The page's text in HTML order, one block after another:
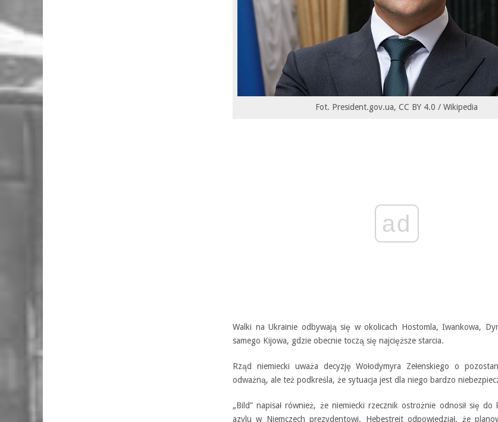
Fot. President.gov.ua, CC BY 4.0 / Wikipedia
ad
Walki na Ukrainie odbywają się w okolicach Hostomla, Iwankowa,
samego Kijowa, gdzie obecnie toczą się najcięższe starcia.
Rząd niemiecki uważa decyzję Wołodymyra Zełenskiego o
odważną, ale też podkreśla, że sytuacja jest dla niego bardzo
„Bild” napisał również, że niemiecki rzecznik ostrożnie odnosił się do
azylu w Niemczech prezydentowi. Hebestreit odpowiedział, że